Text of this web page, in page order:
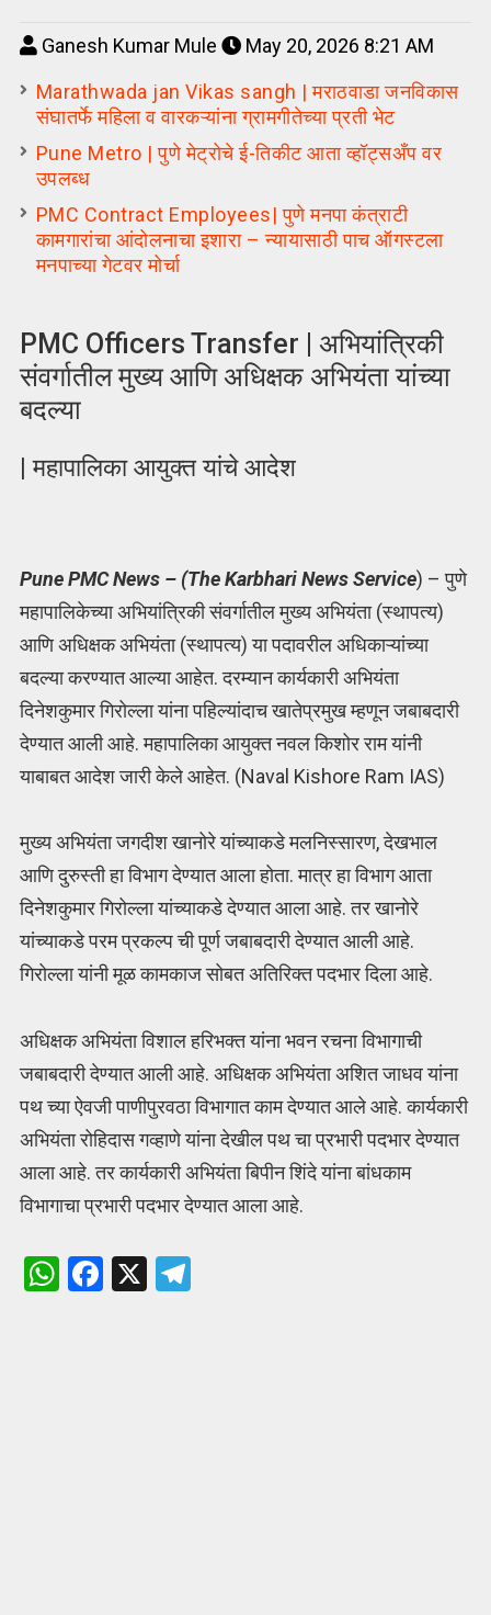
Ganesh Kumar Mule
May 20, 2026 8:21 AM
Marathwada jan Vikas sangh | मराठवाडा जनविकास
संघातर्फे महिला व वारकऱ्यांना ग्रामगीतेच्या प्रती भेट
Pune Metro | पुणे मेट्रोचे ई-तिकीट आता व्हॉट्सअँप वर
उपलब्ध
PMC Contract Employees| पुणे मनपा कंत्राटी
कामगारांचा आंदोलनाचा इशारा – न्यायासाठी पाच ऑगस्टला
मनपाच्या गेटवर मोर्चा
PMC Officers Transfer | अभियांत्रिकी
संवर्गातील मुख्य आणि अधिक्षक अभियंता यांच्या
बदल्या
| महापालिका आयुक्त यांचे आदेश
Pune PMC News – (The Karbhari News Service) – पुणे
महापालिकेच्या अभियांत्रिकी संवर्गातील मुख्य अभियंता (स्थापत्य)
आणि अधिक्षक अभियंता (स्थापत्य) या पदावरील अधिकाऱ्यांच्या
बदल्या करण्यात आल्या आहेत. दरम्यान कार्यकारी अभियंता
दिनेशकुमार गिरोल्ला यांना पहिल्यांदाच खातेप्रमुख म्हणून जबाबदारी
देण्यात आली आहे. महापालिका आयुक्त नवल किशोर राम यांनी
याबाबत आदेश जारी केले आहेत. (Naval Kishore Ram IAS)
मुख्य अभियंता जगदीश खानोरे यांच्याकडे मलनिस्सारण, देखभाल
आणि दुरुस्ती हा विभाग देण्यात आला होता. मात्र हा विभाग आता
दिनेशकुमार गिरोल्ला यांच्याकडे देण्यात आला आहे. तर खानोरे
यांच्याकडे परम प्रकल्प ची पूर्ण जबाबदारी देण्यात आली आहे.
गिरोल्ला यांनी मूळ कामकाज सोबत अतिरिक्त पदभार दिला आहे.
अधिक्षक अभियंता विशाल हरिभक्त यांना भवन रचना विभागाची
जबाबदारी देण्यात आली आहे. अधिक्षक अभियंता अशित जाधव यांना
पथ च्या ऐवजी पाणीपुरवठा विभागात काम देण्यात आले आहे. कार्यकारी
अभियंता रोहिदास गव्हाणे यांना देखील पथ चा प्रभारी पदभार देण्यात
आला आहे. तर कार्यकारी अभियंता बिपीन शिंदे यांना बांधकाम
विभागाचा प्रभारी पदभार देण्यात आला आहे.
W F X T